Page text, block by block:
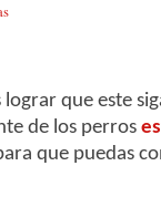
que este
de los perros
que puedas